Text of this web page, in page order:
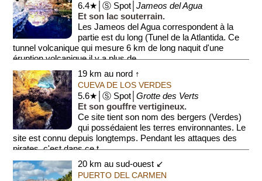
6.4★│Ⓢ Spot│Jameos del Agua
Et son lac souterrain.
Les Jameos del Agua correspondent à la
partie est du long (Tunel de la Atlantida. Ce
tunnel volcanique qui mesure 6 km de long naquit d'une
éruption volcanique il y a plus de ...
19 km au nord ↑
CUEVA DE LOS VERDES
5.6★│Ⓢ Spot│Grotte des Verts
Et son gouffre vertigineux.
Ce site tient son nom des bergers (Verdes)
qui possédaient les terres environnantes. Le
site est connu depuis longtemps. Pendant les attaques des
pirates, c'est dans ce t...
20 km au sud-ouest ↙
PUERTO DEL CARMEN